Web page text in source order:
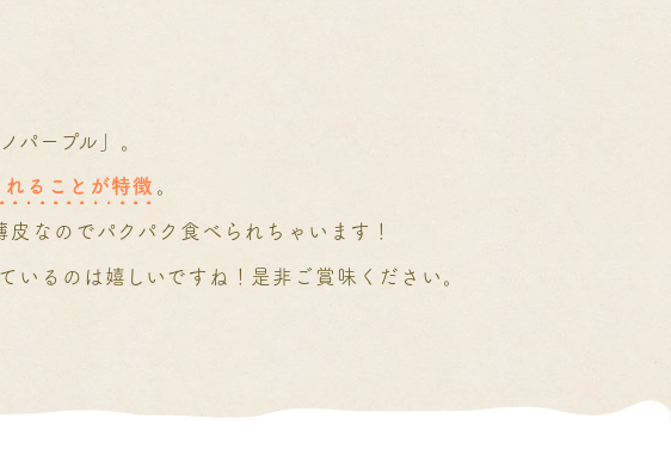
ープル」。
ることが特徴 。
皮なのでパクパク食べられちゃいます！
いるのは嬉しいですね！是非ご賞味ください。